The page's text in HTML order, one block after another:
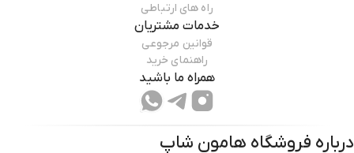
راه های ارتباطی
خدمات مشتریان
قوانین مرجوعی
راهنمای خرید
همراه ما باشید
درباره فروشگاه هامون شاپ